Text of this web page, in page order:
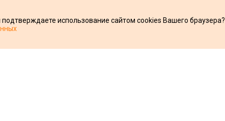
подтверждаете использование сайтом cookies Вашего браузера?